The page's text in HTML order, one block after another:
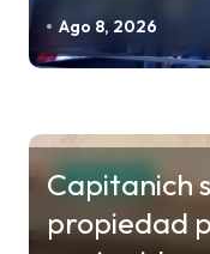
e
e
r
d
Ago 8, 2026
POLITICA
Capitanich
propiedad